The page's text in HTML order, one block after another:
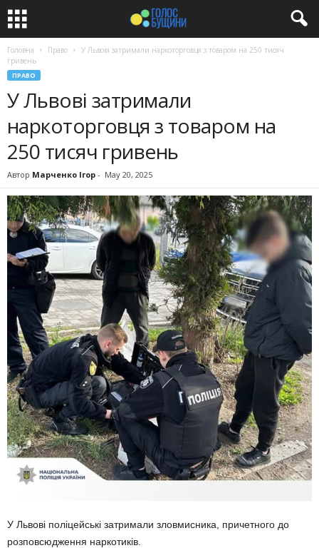
Головна Право
У Львові затримали наркоторговця з товаром на 250 тисяч
гривень
ПРАВО
У Львові затримали
наркоторговця з товаром на
250 тисяч гривень
Автор Марченко Ігор - May 20, 2025
У Львові поліцейські затримали зловмисника, причетного до
розповсюдження наркотиків.